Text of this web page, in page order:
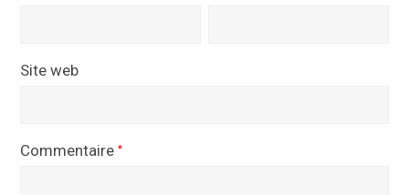
Site web
Commentaire*